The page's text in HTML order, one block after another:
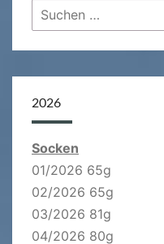
Suchen
nach:
2026
Socken
01/2026 65g
02/2026 65g
03/2026 81g
04/2026 80g